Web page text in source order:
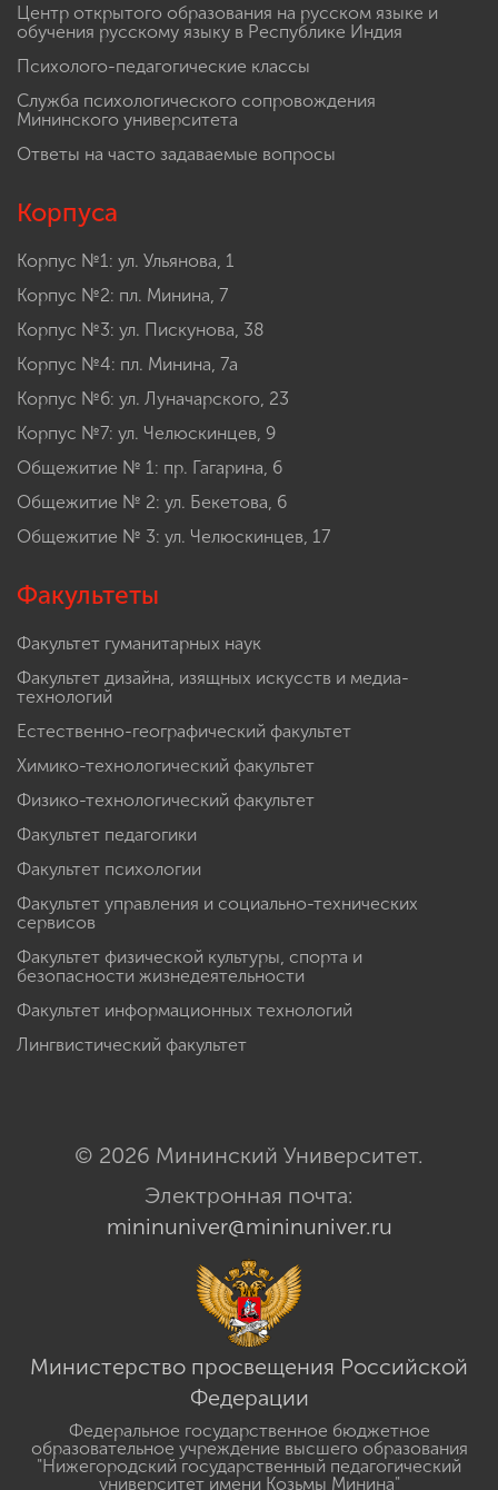
Центр открытого образования на русском языке и
обучения русскому языку в Республике Индия
Психолого-педагогические классы
Служба психологического сопровождения
Мининского университета
Ответы на часто задаваемые вопросы
Корпуса
Корпус №1: ул. Ульянова, 1
Корпус №2: пл. Минина, 7
Корпус №3: ул. Пискунова, 38
Корпус №4: пл. Минина, 7а
Корпус №6: ул. Луначарского, 23
Корпус №7: ул. Челюскинцев, 9
Общежитие № 1: пр. Гагарина, 6
Общежитие № 2: ул. Бекетова, 6
Общежитие № 3: ул. Челюскинцев, 17
Факультеты
Факультет гуманитарных наук
Факультет дизайна, изящных искусств и медиа-
технологий
Естественно-географический факультет
Химико-технологический факультет
Физико-технологический факультет
Факультет педагогики
Факультет психологии
Факультет управления и социально-технических
сервисов
Факультет физической культуры, спорта и
безопасности жизнедеятельности
Факультет информационных технологий
Лингвистический факультет
© 2026 Мининский Университет.
Электронная почта:
mininuniver@mininuniver.ru
Министерство просвещения Российской
Федерации
Федеральное государственное бюджетное
образовательное учреждение высшего образования
"Нижегородский государственный педагогический
университет имени Козьмы Минина"